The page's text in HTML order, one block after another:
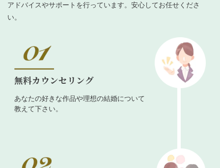
アドバイスやサポートを行っています。安心してお任せくださ
い。
無料カウンセリング
あなたの好きな作品や理想の結婚について
教えて下さい。